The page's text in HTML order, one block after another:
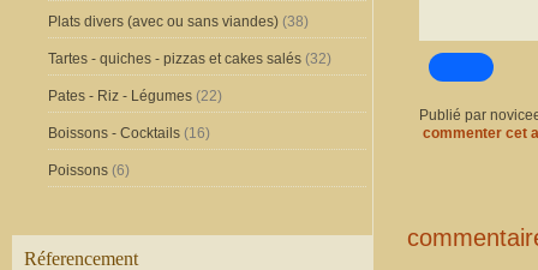
Plats divers (avec ou sans viandes) (38)
Tartes - quiches - pizzas et cakes salés (32)
Pates - Riz - Légumes (22)
Boissons - Cocktails (16)
Poissons (6)
Réferencement
Publié par
commenter cet